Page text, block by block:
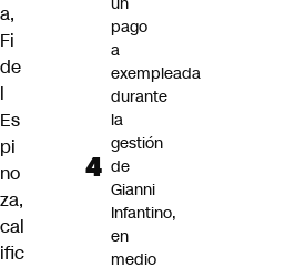
a,
Fi
de
l
Es
pi
no
za,
cal
ific
pago
a
exempleada
durante
la
gestión
de
Gianni
Infantino,
en
medio